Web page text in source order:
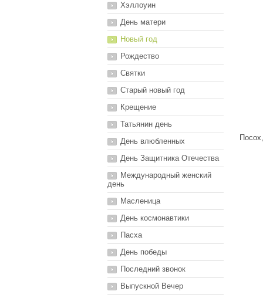
Хэллоуин
День матери
Новый год
Рождество
Святки
Старый новый год
Крещение
Татьянин день
День влюбленных
День Защитника Отечества
Международный женский
день
Масленица
День космонавтики
Пасха
День победы
Последний звонок
Выпускной Вечер